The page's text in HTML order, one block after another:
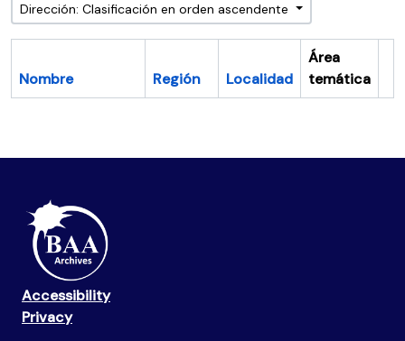
Dirección: Clasificación en orden ascendente
Nombre Región Localidad
Área
temática
Accessibility
Privacy